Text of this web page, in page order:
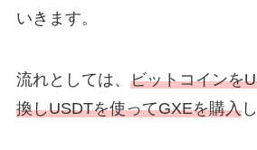
いきます。
流れとしては、 ビットコインを
換しUSDTを使ってGXEを購入